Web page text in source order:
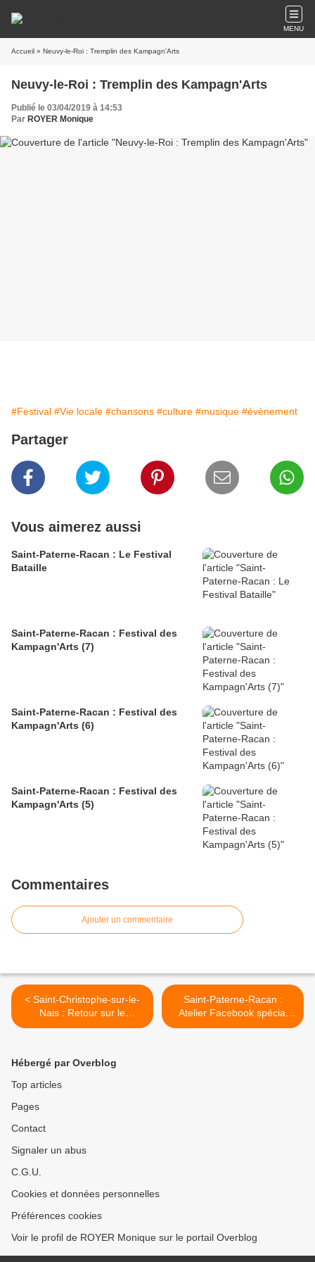
MENU
Accueil » Neuvy-le-Roi : Tremplin des Kampagn'Arts
Neuvy-le-Roi : Tremplin des Kampagn'Arts
Publié le 03/04/2019 à 14:53
Par ROYER Monique
#Festival #Vie locale #chansons #culture #musique #évènement
Partager
Vous aimerez aussi
Saint-Paterne-Racan : Le Festival
Bataille
Saint-Paterne-Racan : Festival des
Kampagn'Arts (7)
Saint-Paterne-Racan : Festival des
Kampagn'Arts (6)
Saint-Paterne-Racan : Festival des
Kampagn'Arts (5)
Commentaires
Ajouter un commentaire
< Saint-Christophe-sur-le-
Nais : Retour sur le
monument Hilarion
Saint-Paterne-Racan :
Atelier Facebook spécial
associations >
Hébergé par Overblog
Top articles
Pages
Contact
Signaler un abus
C.G.U.
Cookies et données personnelles
Préférences cookies
Voir le profil de ROYER Monique sur le portail Overblog